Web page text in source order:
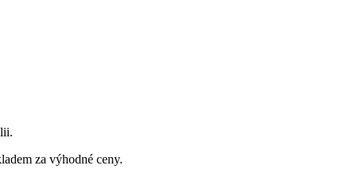
za výhodné ceny.